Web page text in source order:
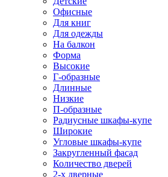
Офисные
Для книг
Для одежды
На балкон
Форма
Высокие
Г-образные
Длинные
Низкие
П-образные
Радиусные шкафы-купе
Широкие
Угловые шкафы-купе
Закругленный фасад
Количество дверей
2-х дверные